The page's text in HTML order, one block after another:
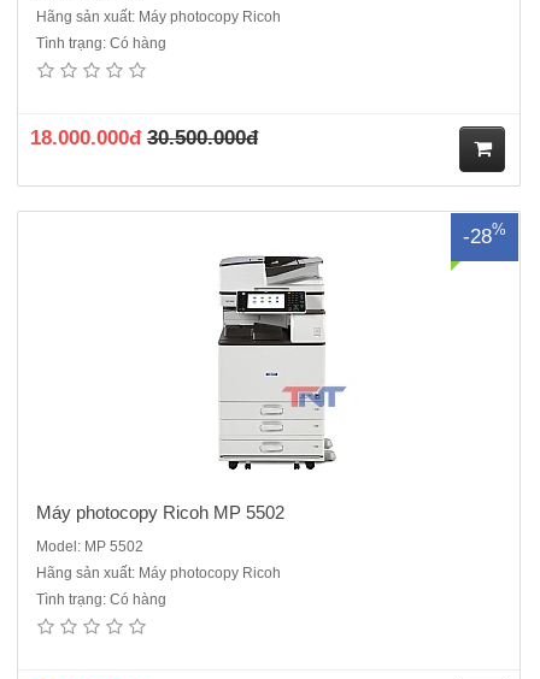
Hãng sản xuất: Máy photocopy Ricoh
Tình trạng: Có hàng
18.000.000đ 30.500.000đ
ua
-28%
Máy Photocopy Ricoh MP 5502 - Dòng máy cũ nhập khẩu sản xuất
năm 2014/2015 Chức năng chính : Photocopy laser đen trắng - in
Máy photocopy Ricoh MP 5502
Model: MP 5502
Hãng sản xuất: Máy photocopy Ricoh
Tình trạng: Có hàng
Máy photocopy Ricoh MP5054 - là dòng máy cũ ĐQSD nhập khẩu về
Việt NamChức năng chuẩn: Photocopy+in mạng + scan màu mạng +